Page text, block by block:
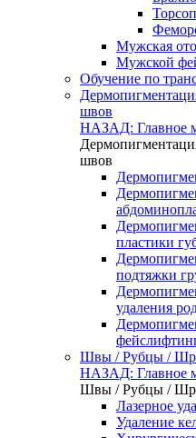
Мужская
Мужской
Обучение по
швов
НАЗАД: Главное
швов
пластики
подтяжки
удаления
Швы / Рубцы /
НАЗАД: Главное
Швы / Рубцы /
Лазерное
Удаление